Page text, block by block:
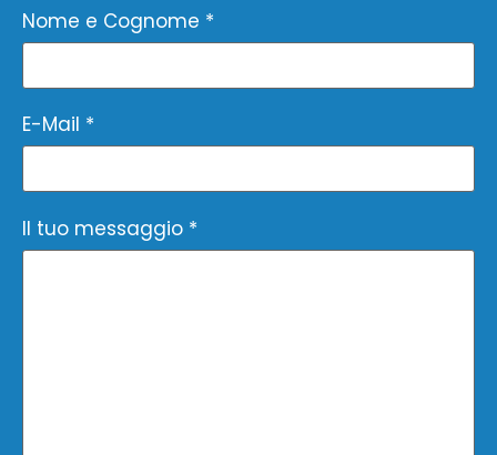
Nome e Cognome *
E-Mail *
Il tuo messaggio *